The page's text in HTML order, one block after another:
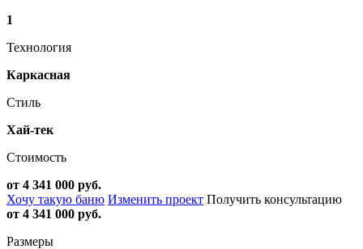
1
Технология
Каркасная
Стиль
Хай-тек
Стоимость
от 4 341 000 руб.
Хочу такую баню Изменить проект Получить консультацию
от 4 341 000 руб.
Размеры